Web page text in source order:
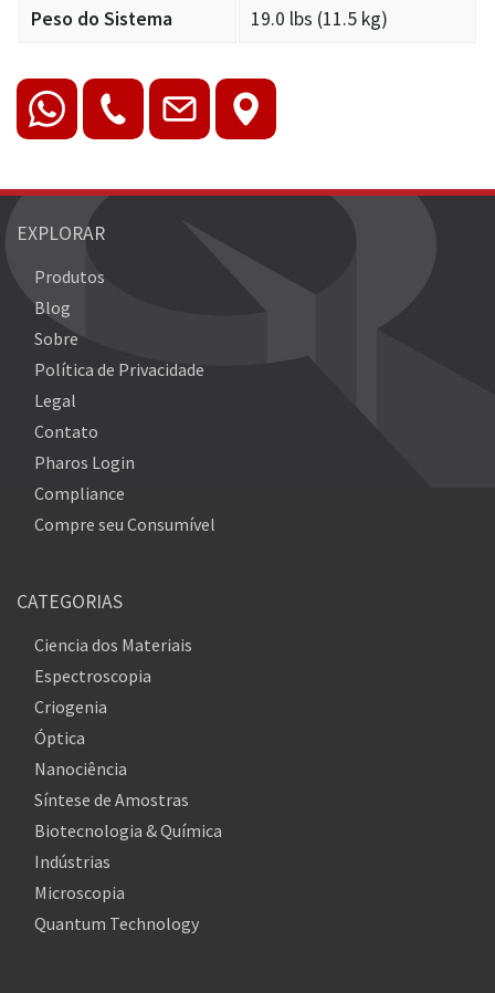
Peso do Sistema 19.0 lbs (11.5 kg)
EXPLORAR
Produtos
Blog
Sobre
Política de Privacidade
Legal
Contato
Pharos Login
Compliance
Compre seu Consumível
CATEGORIAS
Ciencia dos Materiais
Espectroscopia
Criogenia
Óptica
Nanociência
Síntese de Amostras
Biotecnologia & Química
Indústrias
Microscopia
Quantum Technology